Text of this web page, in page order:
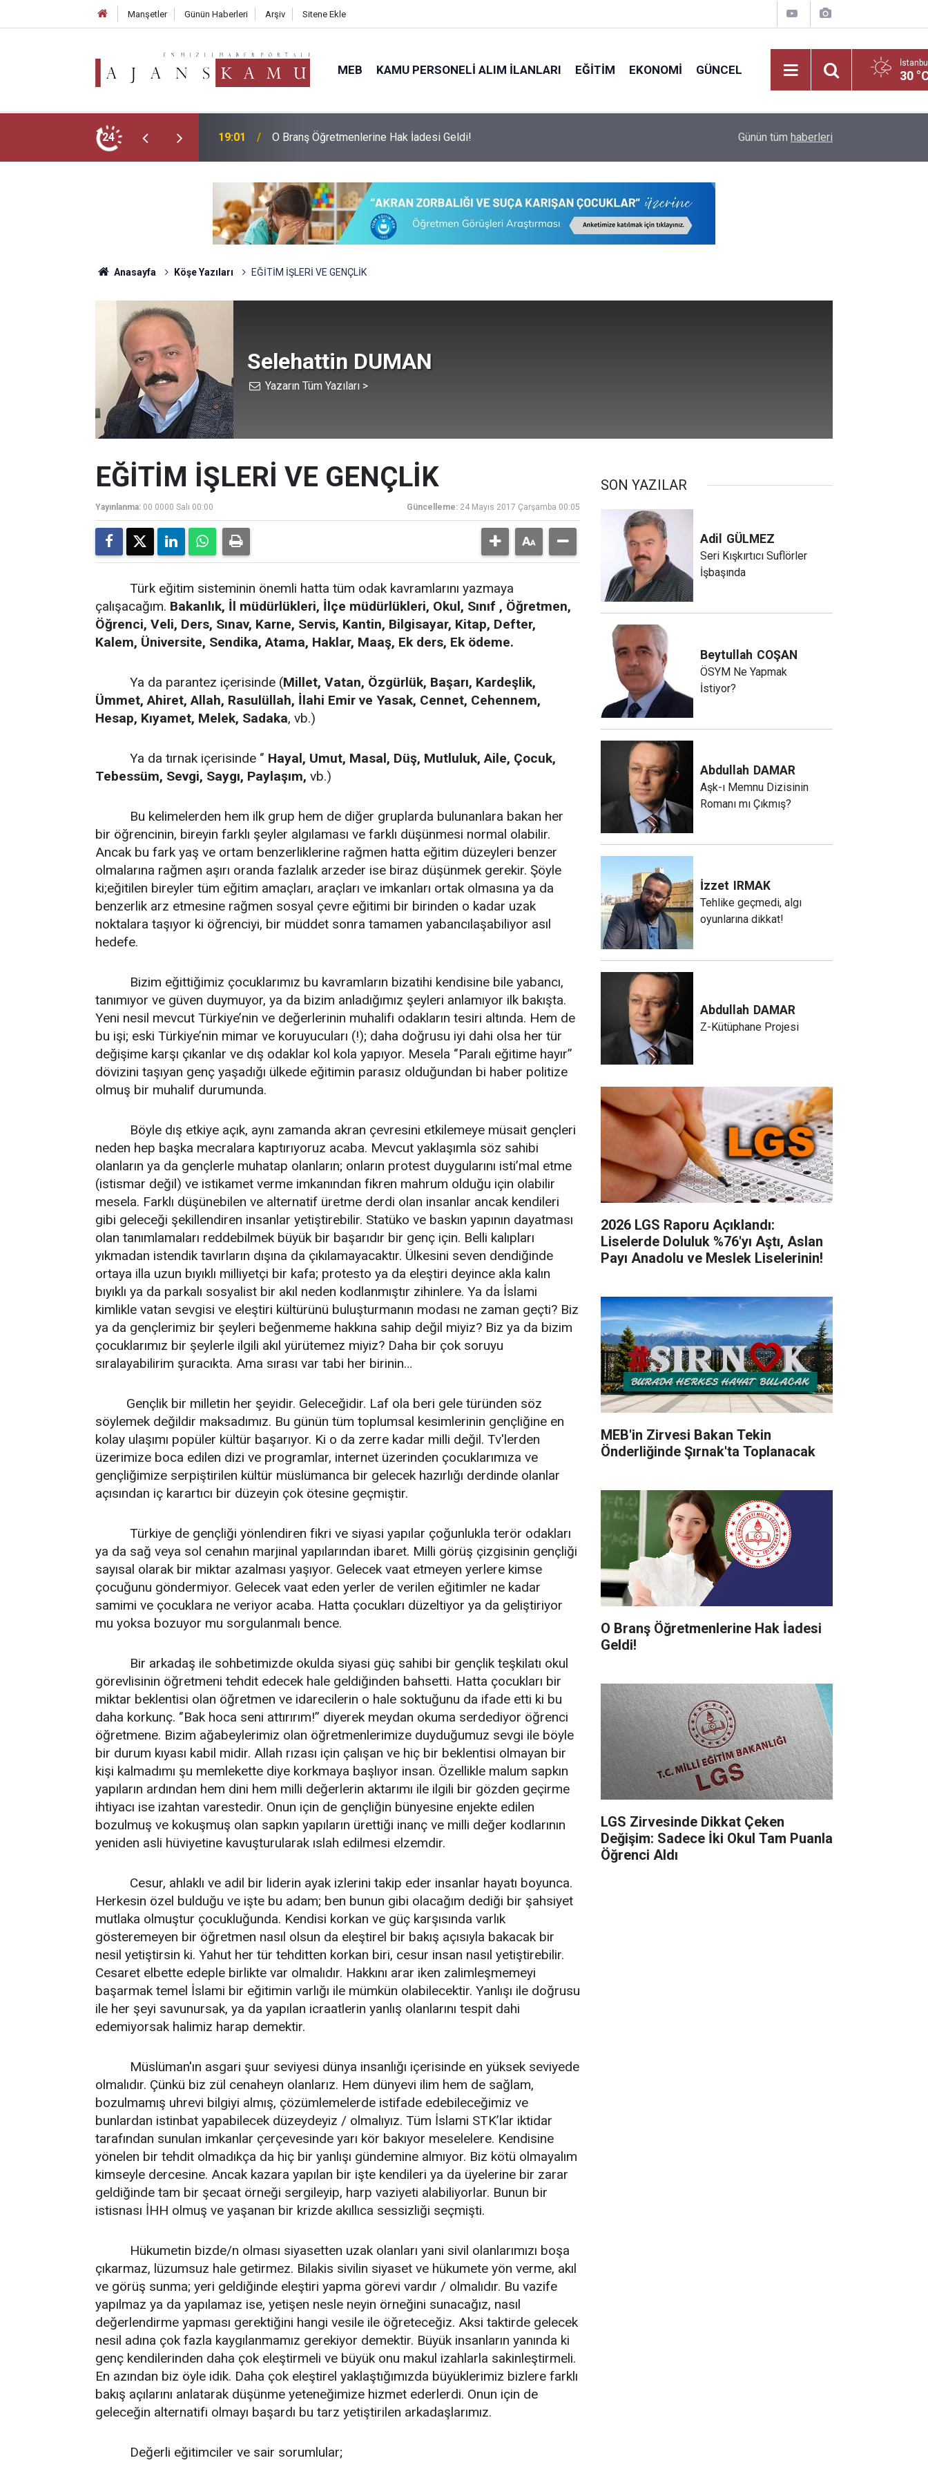
Manşetler Günün Haberleri Arşiv Sitene Ekle
MEB KAMU PERSONELI ALIM İLANLARI EĞITIM EKONOMI GÜNCEL 30
24 18:02
LGS Zirvesinde Dikkat Çeken Değişim: Sadece İki Okul Tam Puanla Öğrenci
Aldı
2026 LGS Yerleştirme Sonuçlarına Göre
Günün tüm haberleri
Anasayfa Köşe Yazıları EĞİTİM İŞLERİ VE GENÇLİK
Selehattin DUMAN
Yazarın Tüm Yazıları >
EĞİTİM İŞLERİ VE GENÇLİK
Yayınlanma: 00 0000 Salı 00:00 Güncelleme: 24 Mayıs 2017 Çarşamba 00:05
Türk eğitim sisteminin önemli hatta tüm odak kavramlarını yazmaya
çalışacağım. Bakanlık, İl müdürlükleri, İlçe müdürlükleri, Okul, Sınıf , Öğretmen,
Öğrenci, Veli, Ders, Sınav, Karne, Servis, Kantin, Bilgisayar, Kitap, Defter,
Kalem, Üniversite, Sendika, Atama, Haklar, Maaş, Ek ders, Ek ödeme.
Ya da parantez içerisinde (Millet, Vatan, Özgürlük, Başarı, Kardeşlik,
Ümmet, Ahiret, Allah, Rasulüllah, İlahi Emir ve Yasak, Cennet, Cehennem,
Hesap, Kıyamet, Melek, Sadaka, vb.)
Ya da tırnak içerisinde ‘’ Hayal, Umut, Masal, Düş, Mutluluk, Aile, Çocuk,
Tebessüm, Sevgi, Saygı, Paylaşım, vb.)
Bu kelimelerden hem ilk grup hem de diğer gruplarda bulunanlara bakan her
bir öğrencinin, bireyin farklı şeyler algılaması ve farklı düşünmesi normal olabilir.
Ancak bu fark yaş ve ortam benzerliklerine rağmen hatta eğitim düzeyleri benzer
olmalarına rağmen aşırı oranda fazlalık arzeder ise biraz düşünmek gerekir. Şöyle
ki;eğitilen bireyler tüm eğitim amaçları, araçları ve imkanları ortak olmasına ya da
benzerlik arz etmesine rağmen sosyal çevre eğitimi bir birinden o kadar uzak
noktalara taşıyor ki öğrenciyi, bir müddet sonra tamamen yabancılaşabiliyor asıl
hedefe.
Bizim eğittiğimiz çocuklarımız bu kavramların bizatihi kendisine bile yabancı,
tanımıyor ve güven duymuyor, ya da bizim anladığımız şeyleri anlamıyor ilk bakışta.
Yeni nesil mevcut Türkiye’nin ve değerlerinin muhalifi odakların tesiri altında. Hem de
bu işi; eski Türkiye’nin mimar ve koruyucuları (!); daha doğrusu iyi dahi olsa her tür
değişime karşı çıkanlar ve dış odaklar kol kola yapıyor. Mesela ‘’Paralı eğitime hayır’’
dövizini taşıyan genç yaşadığı ülkede eğitimin parasız olduğundan bi haber politize
olmuş bir muhalif durumunda.
Böyle dış etkiye açık, aynı zamanda akran çevresini etkilemeye müsait gençleri
neden hep başka mecralara kaptırıyoruz acaba. Mevcut yaklaşımla söz sahibi
olanların ya da gençlerle muhatap olanların; onların protest duygularını isti’mal etme
(istismar değil) ve istikamet verme imkanından fikren mahrum olduğu için olabilir
mesela. Farklı düşünebilen ve alternatif üretme derdi olan insanlar ancak kendileri
gibi geleceği şekillendiren insanlar yetiştirebilir. Statüko ve baskın yapının dayatması
olan tanımlamaları reddebilmek büyük bir başarıdır bir genç için. Belli kalıpları
yıkmadan istendik tavırların dışına da çıkılamayacaktır. Ülkesini seven dendiğinde
ortaya illa uzun bıyıklı milliyetçi bir kafa; protesto ya da eleştiri deyince akla kalın
bıyıklı ya da parkalı sosyalist bir akıl neden kodlanmıştır zihinlere. Ya da İslami
kimlikle vatan sevgisi ve eleştiri kültürünü buluşturmanın modası ne zaman geçti? Biz
ya da gençlerimiz bir şeyleri beğenmeme hakkına sahip değil miyiz? Biz ya da bizim
çocuklarımız bir şeylerle ilgili akıl yürütemez miyiz? Daha bir çok soruyu
sıralayabilirim şuracıkta. Ama sırası var tabi her birinin…
Gençlik bir milletin her şeyidir. Geleceğidir. Laf ola beri gele türünden söz
söylemek değildir maksadımız. Bu günün tüm toplumsal kesimlerinin gençliğine en
kolay ulaşımı popüler kültür başarıyor. Ki o da zerre kadar milli değil. Tv'lerden
üzerimize boca edilen dizi ve programlar, internet üzerinden çocuklarımıza ve
gençliğimize serpiştirilen kültür müslümanca bir gelecek hazırlığı derdinde olanlar
açısından iç karartıcı bir düzeyin çok ötesine geçmiştir.
Türkiye de gençliği yönlendiren fikri ve siyasi yapılar çoğunlukla terör odakları
ya da sağ veya sol cenahın marjinal yapılarından ibaret. Milli görüş çizgisinin gençliği
sayısal olarak bir miktar azalması yaşıyor. Gelecek vaat etmeyen yerlere kimse
çocuğunu göndermiyor. Gelecek vaat eden yerler de verilen eğitimler ne kadar
samimi ve çocuklara ne veriyor acaba. Hatta çocukları düzeltiyor ya da geliştiriyor
mu yoksa bozuyor mu sorgulanmalı bence.
Bir arkadaş ile sohbetimizde okulda siyasi güç sahibi bir gençlik teşkilatı okul
görevlisinin öğretmeni tehdit edecek hale geldiğinden bahsetti. Hatta çocukları bir
miktar beklentisi olan öğretmen ve idarecilerin o hale soktuğunu da ifade etti ki bu
daha korkunç. ‘’Bak hoca seni attırırım!’’ diyerek meydan okuma serdediyor öğrenci
öğretmene. Bizim ağabeylerimiz olan öğretmenlerimize duyduğumuz sevgi ile böyle
bir durum kıyası kabil midir. Allah rızası için çalışan ve hiç bir beklentisi olmayan bir
kişi kalmadımı şu memlekette diye korkmaya başlıyor insan. Özellikle malum sapkın
yapıların ardından hem dini hem milli değerlerin aktarımı ile ilgili bir gözden geçirme
ihtiyacı ise izahtan varestedir. Onun için de gençliğin bünyesine enjekte edilen
bozulmuş ve kokuşmuş olan sapkın yapıların ürettiği inanç ve milli değer kodlarının
yeniden asli hüviyetine kavuşturularak ıslah edilmesi elzemdir.
Cesur, ahlaklı ve adil bir liderin ayak izlerini takip eder insanlar hayatı boyunca.
Herkesin özel bulduğu ve işte bu adam; ben bunun gibi olacağım dediği bir şahsiyet
mutlaka olmuştur çocukluğunda. Kendisi korkan ve güç karşısında varlık
gösteremeyen bir öğretmen nasıl olsun da eleştirel bir bakış açısıyla bakacak bir
nesil yetiştirsin ki. Yahut her tür tehditten korkan biri, cesur insan nasıl yetiştirebilir.
Cesaret elbette edeple birlikte var olmalıdır. Hakkını arar iken zalimleşmemeyi
başarmak temel İslami bir eğitimin varlığı ile mümkün olabilecektir. Yanlışı ile doğrusu
ile her şeyi savunursak, ya da yapılan icraatlerin yanlış olanlarını tespit dahi
edemiyorsak halimiz harap demektir.
Müslüman'ın asgari şuur seviyesi dünya insanlığı içerisinde en yüksek seviyede
olmalıdır. Çünkü biz zül cenaheyn olanlarız. Hem dünyevi ilim hem de sağlam,
bozulmamış uhrevi bilgiyi almış, çözümlemelerde istifade edebileceğimiz ve
bunlardan istinbat yapabilecek düzeydeyiz / olmalıyız. Tüm İslami STK’lar iktidar
tarafından sunulan imkanlar çerçevesinde yarı kör bakıyor meselelere. Kendisine
yönelen bir tehdit olmadıkça da hiç bir yanlışı gündemine almıyor. Biz kötü olmayalım
kimseyle dercesine. Ancak kazara yapılan bir işte kendileri ya da üyelerine bir zarar
geldiğinde tam bir şecaat örneği sergileyip, harp vaziyeti alabiliyorlar. Bunun bir
istisnası İHH olmuş ve yaşanan bir krizde akıllıca sessizliği seçmişti.
Hükumetin bizde/n olması siyasetten uzak olanları yani sivil olanlarımızı boşa
çıkarmaz, lüzumsuz hale getirmez. Bilakis sivilin siyaset ve hükumete yön verme, akıl
ve görüş sunma; yeri geldiğinde eleştiri yapma görevi vardır / olmalıdır. Bu vazife
yapılmaz ya da yapılamaz ise, yetişen nesle neyin örneğini sunacağız, nasıl
değerlendirme yapması gerektiğini hangi vesile ile öğreteceğiz. Aksi taktirde gelecek
nesil adına çok fazla kaygılanmamız gerekiyor demektir. Büyük insanların yanında ki
genç kendilerinden daha çok eleştirmeli ve büyük onu makul izahlarla sakinleştirmeli.
En azından biz öyle idik. Daha çok eleştirel yaklaştığımızda büyüklerimiz bizlere farklı
bakış açılarını anlatarak düşünme yeteneğimize hizmet ederlerdi. Onun için de
geleceğin alternatifi olmayı başardı bu tarz yetiştirilen arkadaşlarımız.
Değerli eğitimciler ve sair sorumlular;
SON YAZILAR
Adil GÜLMEZ
Seri Kışkırtıcı Suflörler
İşbaşında
Beytullah COŞAN
ÖSYM Ne Yapmak
İstiyor?
Abdullah DAMAR
Aşk-ı Memnu Dizisinin
Romanı mı Çıkmış?
İzzet IRMAK
Tehlike geçmedi, algı
oyunlarına dikkat!
Abdullah DAMAR
Z-Kütüphane Projesi
2026 LGS Raporu Açıklandı:
Liselerde Doluluk %76'yı Aştı, Aslan
Payı Anadolu ve Meslek Liselerinin!
MEB'in Zirvesi Bakan Tekin
Önderliğinde Şırnak'ta Toplanacak
O Branş Öğretmenlerine Hak İadesi
Geldi!
LGS Zirvesinde Dikkat Çeken
Değişim: Sadece İki Okul Tam Puanla
Öğrenci Aldı